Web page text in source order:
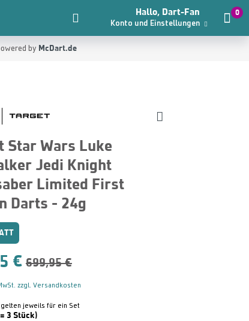
Hallo, Dart-Fan
Konto und Einstellungen
0
by McDart.de
Star Wars Luke
Jedi Knight
Limited First
Darts - 24g
€ 699,95 €
zzgl. Versandkosten
gelten jeweils für ein Set
3 Stück)